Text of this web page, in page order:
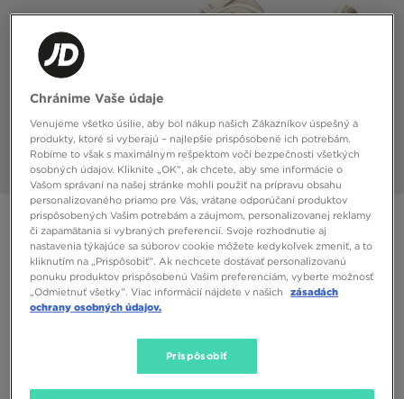
NIKE AIR MAX 90
134,00 €
Dostupné Farby
Chránime Vaše údaje
Venujeme všetko úsilie, aby bol nákup našich Zákazníkov úspešný a
produkty, ktoré si vyberajú – najlepšie prispôsobené ich potrebám.
Robíme to však s maximálnym rešpektom voči bezpečnosti všetkých
osobných údajov. Kliknite „OK”, ak chcete, aby sme informácie o
Vašom správaní na našej stránke mohli použiť na prípravu obsahu
personalizovaného priamo pre Vás, vrátane odporúčaní produktov
prispôsobených Vašim potrebám a záujmom, personalizovanej reklamy
či zapamätania si vybraných preferencií. Svoje rozhodnutie aj
nastavenia týkajúce sa súborov cookie môžete kedykoľvek zmeniť, a to
kliknutím na „Prispôsobiť”. Ak nechcete dostávať personalizovanú
ponuku produktov prispôsobenú Vašim preferenciám, vyberte možnosť
„Odmietnuť všetky”. Viac informácií nájdete v našich
zásadách
ochrany osobných údajov.
Prispôsobiť